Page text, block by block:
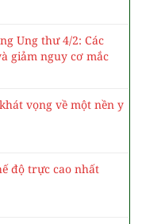
Ung thư 4/2: Các
giảm nguy cơ mắc
vọng về một nền y
độ trực cao nhất